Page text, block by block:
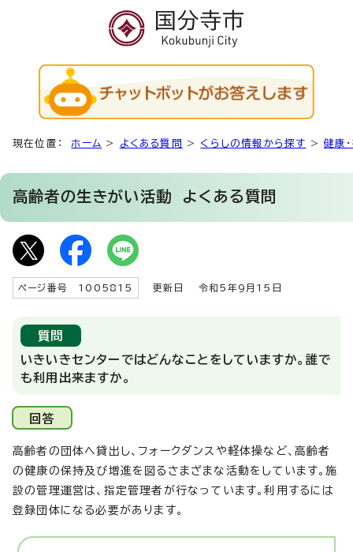
現在位置： ホーム > よくある質問 > くらしの情報から探す >健康
高齢者の生きがい活動 よくある質問
ページ番号 1005815 更新日 令和5年9月15日
質問
いきいきセンターではどんなことをしていますか。誰で
も利用出来ますか。
回答
高齢者の団体へ貸出し、フォークダンスや軽体操など、高齢者
の健康の保持及び増進を図るさまざまな活動をしています。施
設の管理運営は、指定管理者が行なっています。利用するには
登録団体になる必要があります。